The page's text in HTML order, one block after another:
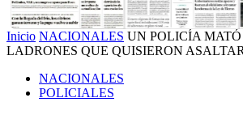
Inicio NACIONALES UN POLICÍA MATÓ
LADRONES QUE QUISIERON
NACIONALES
POLICIALES